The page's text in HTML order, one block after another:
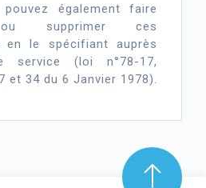
également faire
supprimer ces
en le spécifiant auprès
service (loi n°78-17,
et 34 du 6 Janvier 1978).